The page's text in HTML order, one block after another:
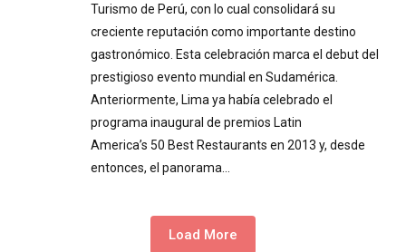
Turismo de Perú, con lo cual consolidará su
creciente reputación como importante destino
gastronómico. Esta celebración marca el debut del
prestigioso evento mundial en Sudamérica.
Anteriormente, Lima ya había celebrado el
programa inaugural de premios Latin
America’s 50 Best Restaurants en 2013 y, desde
entonces, el panorama…
Load More